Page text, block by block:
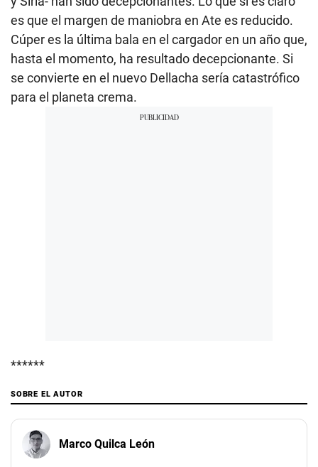
es que el margen de maniobra en Ate es reducido.
Cúper es la última bala en el cargador en un año que,
hasta el momento, ha resultado decepcionante. Si
se convierte en el nuevo Dellacha sería catastrófico
para el planeta crema.
******
SOBRE EL AUTOR
Marco Quilca León